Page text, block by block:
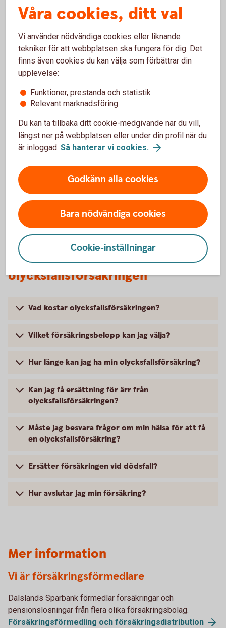
Anmäl skada
Har olyckan varit framme?
ersättning.
Skadeanmälan – anmäl skada
Vanliga frågor och svar om
olycksfallsförsäkringen
Vad kostar olycksfallsförsäkringen?
Vilket försäkringsbelopp kan jag välja?
Hur länge kan jag ha min olycksfallsförsäkring?
Kan jag få ersättning för ärr från
olycksfallsförsäkringen?
Måste jag besvara frågor om min hälsa för att få
en olycksfallsförsäkring?
Ersätter försäkringen vid dödsfall?
Hur avslutar jag min försäkring?
Mer information
Vi är försäkringsförmedlare
Dalslands Sparbank förmedlar försäkringar och
pensionslösningar från flera olika försäkringsbolag.
Försäkringsförmedling och försäkringsdistribution
Våra cookies, ditt val
Vi använder nödvändiga cookies eller liknande
tekniker för att webbplatsen ska fungera för dig. Det
finns även cookies du kan välja som förbättrar din
upplevelse:
Funktioner, prestanda och statistik
Relevant marknadsföring
Du kan ta tillbaka ditt cookie-medgivande när du vill,
längst ner på webbplatsen eller under din profil när du
är inloggad. Så hanterar vi cookies.
Godkänn alla cookies
Bara nödvändiga cookies
Cookie-inställningar